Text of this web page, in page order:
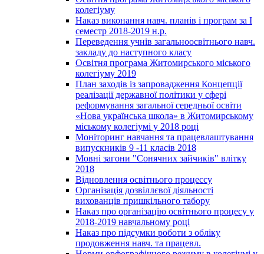
колегіуму
Наказ виконання навч. планів і програм за І
семестр 2018-2019 н.р.
Переведення учнів загальноосвітнього навч.
закладу до наступного класу
Освітня програма Житомирського міського
колегіуму 2019
План заходів із запровадження Концепції
реалізації державної політики у сфері
реформування загальної середньої освіти
«Нова українська школа» в Житомирському
міському колегіумі у 2018 році
Моніторинг навчання та працевлаштування
випускників 9 -11 класів 2018
Мовні загони "Сонячних зайчиків" влітку
2018
Відновлення освітнього процессу
Організація дозвіллєвої діяльності
вихованців пришкільного табору
Наказ про організацію освітнього процесу у
2018-2019 навчальному році
Наказ про підсумки роботи з обліку
продовження навч. та працевл.